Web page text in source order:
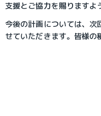
支援とご協力を賜りますよ
今後の計画については、次
せていただきます。皆様の